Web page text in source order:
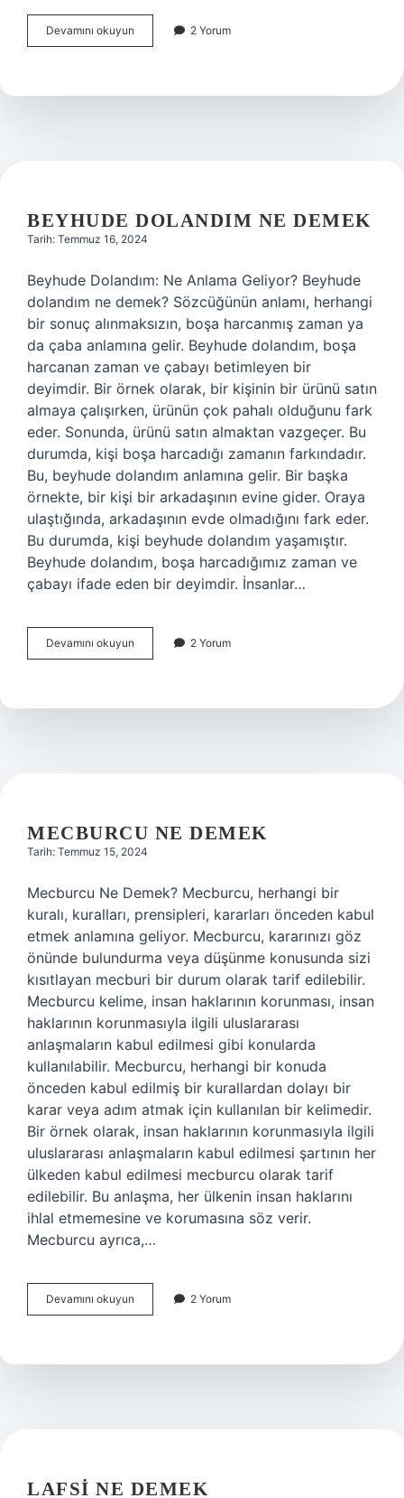
Devamını okuyun Troponin
I
nedir
2 Yorum
BEYHUDE DOLANDIM NE DEMEK
Tarih: Temmuz 16, 2024
Beyhude Dolandım: Ne Anlama Geliyor? Beyhude
dolandım ne demek? Sözcüğünün anlamı, herhangi
bir sonuç alınmaksızın, boşa harcanmış zaman ya
da çaba anlamına gelir. Beyhude dolandım, boşa
harcanan zaman ve çabayı betimleyen bir
deyimdir. Bir örnek olarak, bir kişinin bir ürünü satın
almaya çalışırken, ürünün çok pahalı olduğunu fark
eder. Sonunda, ürünü satın almaktan vazgeçer. Bu
durumda, kişi boşa harcadığı zamanın farkındadır.
Bu, beyhude dolandım anlamına gelir. Bir başka
örnekte, bir kişi bir arkadaşının evine gider. Oraya
ulaştığında, arkadaşının evde olmadığını fark eder.
Bu durumda, kişi beyhude dolandım yaşamıştır.
Beyhude dolandım, boşa harcadığımız zaman ve
çabayı ifade eden bir deyimdir. İnsanlar…
Devamını okuyun Beyhude
dolandım
2 Yorum
MECBURCU NE DEMEK
Tarih: Temmuz 15, 2024
Mecburcu Ne Demek? Mecburcu, herhangi bir
kuralı, kuralları, prensipleri, kararları önceden kabul
etmek anlamına geliyor. Mecburcu, kararınızı göz
önünde bulundurma veya düşünme konusunda sizi
kısıtlayan mecburi bir durum olarak tarif edilebilir.
Mecburcu kelime, insan haklarının korunması, insan
haklarının korunmasıyla ilgili uluslararası
anlaşmaların kabul edilmesi gibi konularda
kullanılabilir. Mecburcu, herhangi bir konuda
önceden kabul edilmiş bir kurallardan dolayı bir
karar veya adım atmak için kullanılan bir kelimedir.
Bir örnek olarak, insan haklarının korunmasıyla ilgili
uluslararası anlaşmaların kabul edilmesi şartının her
ülkeden kabul edilmesi mecburcu olarak tarif
edilebilir. Bu anlaşma, her ülkenin insan haklarını
ihlal etmemesine ve korumasına söz verir.
Mecburcu ayrıca,…
Devamını okuyun Mecburcu
ne
2 Yorum
LAFSI NE DEMEK